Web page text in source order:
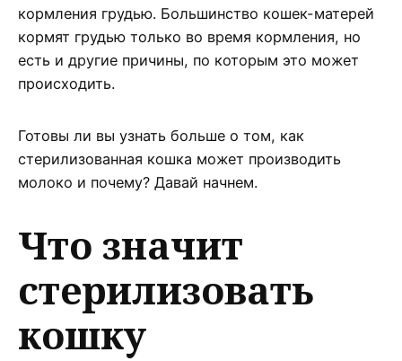
кормления грудью. Большинство кошек-матерей
кормят грудью только во время кормления, но
есть и другие причины, по которым это может
происходить.
Готовы ли вы узнать больше о том, как
стерилизованная кошка может производить
молоко и почему? Давай начнем.
Что значит
стерилизовать
кошку